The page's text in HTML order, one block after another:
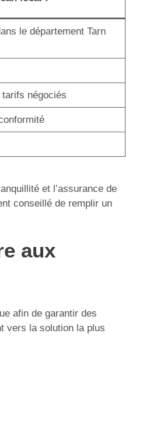
le département Tarn
négociés
et l’assurance de
conseillé de remplir un
aux
afin de garantir des
vers la solution la plus